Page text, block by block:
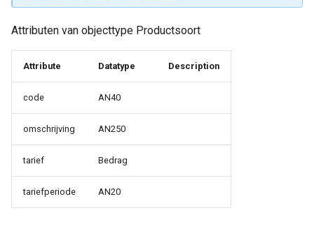
Attributen van objecttype Productsoort
Attribute Datatype Description
code AN40
omschrijving AN250
tarief Bedrag
tariefperiode AN20